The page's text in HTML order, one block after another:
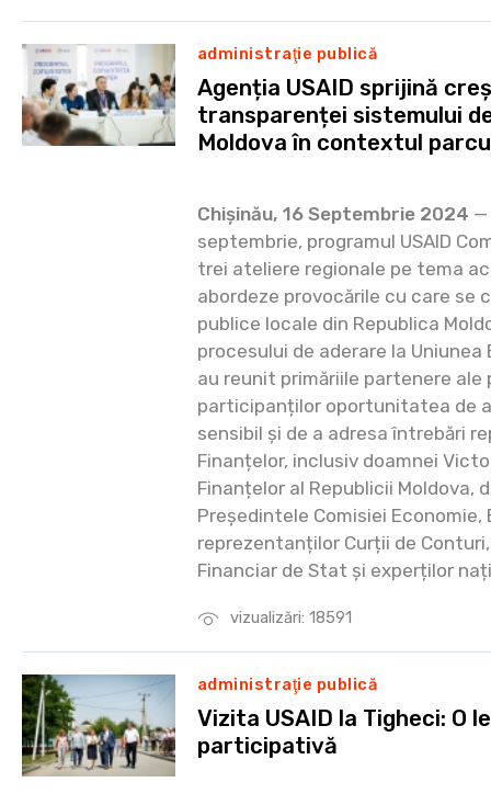
vizualizări: 18591
administraţie publică
Agenția USAID sprijină
transparenței sistemului
Moldova în contextul
Chișinău, 16 Septembrie 2024 —
septembrie, programul USAID
trei ateliere regionale pe tema
abordeze provocările cu care
publice locale din Republica
procesului de aderare la
au reunit primăriile partenere
participanților oportunitatea de
sensibil și de a adresa întrebări
Finanțelor, inclusiv doamnei
Finanțelor al Republicii Moldova,
Președintele Comisiei
reprezentanților Curții de
Financiar de Stat și experților
administraţie publică
Vizita USAID la Tigheci: O
participativă